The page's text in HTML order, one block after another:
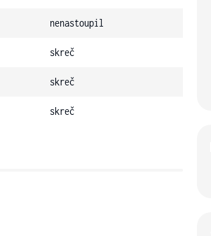
nenastoupil
skreč
skreč
skreč